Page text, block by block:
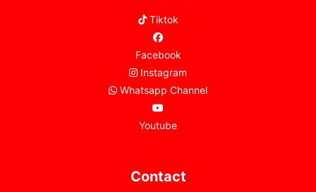
Tiktok
Facebook
Instagram
Whatsapp Channel
Youtube
Contact